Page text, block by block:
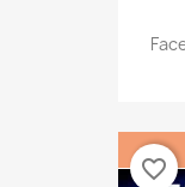
favorite_border